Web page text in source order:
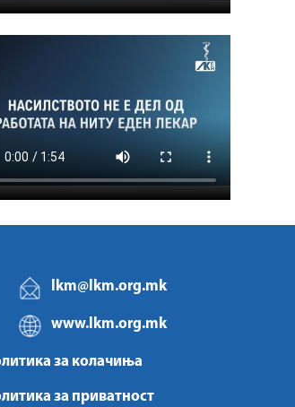
lkm@lkm.org.mk
www.lkm.org.mk
за колачиња
за приватност